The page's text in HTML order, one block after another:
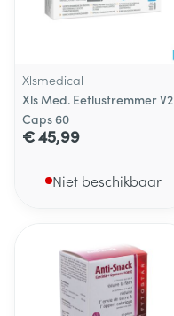
Xlsmedical
Xls Med. Eetlustremmer V2
Caps 60
€ 45,99
Niet beschikbaar